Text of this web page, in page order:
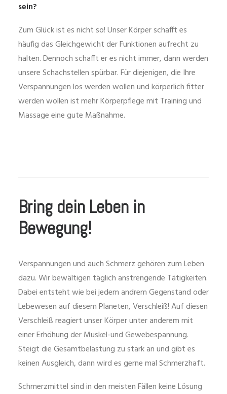
sein?
Zum Glück ist es nicht so! Unser Körper schafft es
häufig das Gleichgewicht der Funktionen aufrecht zu
halten. Dennoch schafft er es nicht immer, dann werden
unsere Schachstellen spürbar. Für diejenigen, die Ihre
Verspannungen los werden wollen und körperlich fitter
werden wollen ist mehr Körperpflege mit Training und
Massage eine gute Maßnahme.
Bring dein Leben in
Bewegung!
Verspannungen und auch Schmerz gehören zum Leben
dazu. Wir bewältigen täglich anstrengende Tätigkeiten.
Dabei entsteht wie bei jedem andrem Gegenstand oder
Lebewesen auf diesem Planeten, Verschleiß! Auf diesen
Verschleiß reagiert unser Körper unter anderem mit
einer Erhöhung der Muskel-und Gewebespannung.
Steigt die Gesamtbelastung zu stark an und gibt es
keinen Ausgleich, dann wird es gerne mal Schmerzhaft.
Schmerzmittel sind in den meisten Fällen keine Lösung